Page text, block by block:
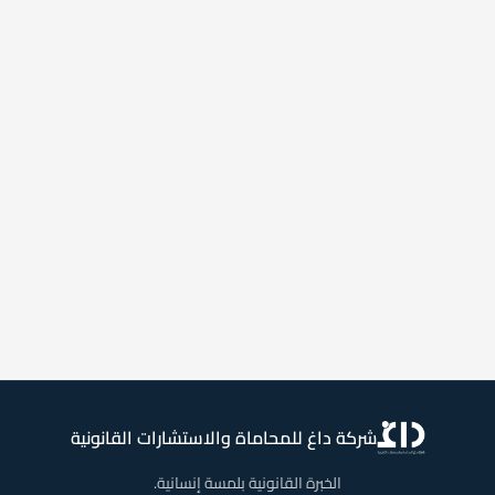
شركة داغ للمحاماة والاستشارات القانونية
الخبرة القانونية بلمسة إنسانية.